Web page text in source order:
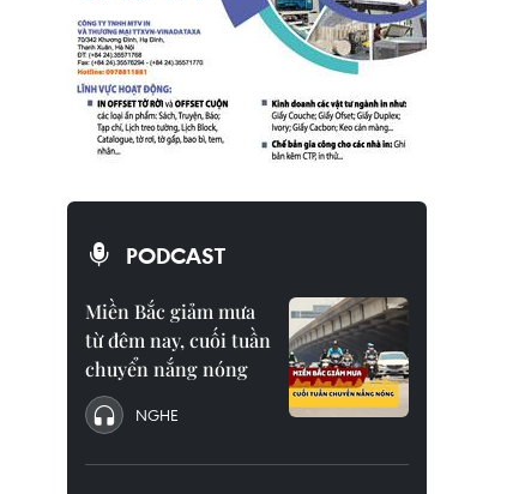
PODCAST
Miền Bắc giảm mưa
từ đêm nay, cuối tuần
chuyển nắng nóng
NGHE